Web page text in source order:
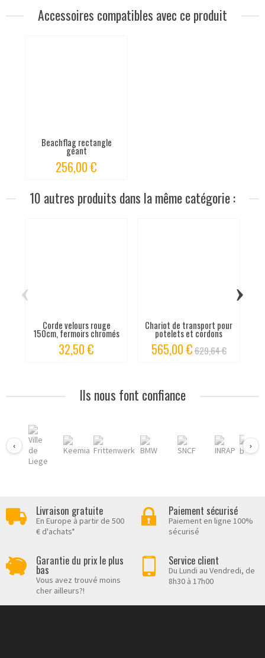
Accessoires compatibles avec ce produit
Beachflag rectangle
géant
256,00 €
10 autres produits dans la même catégorie :
Corde velours rouge
150cm, fermoirs chromés
32,50 €
Chariot de transport pour
potelets et cordons
565,00 €629,64 €
‹ ›
Ils nous font confiance
‹ ›
Livraison gratuite
En Europe à partir de 500
€ d'achats*
Paiement sécurisé
Paiement en ligne 100%
sécurisé
Garantie du prix le plus
bas
Vous avez trouvé moins
cher ailleurs?!
Service client
Du Lundi au Vendredi, de
8h30 à 17h00